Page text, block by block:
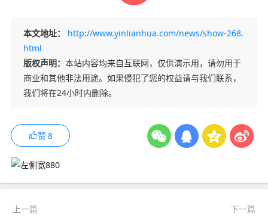
本文地址：
http://www.yinlianhua.com/news/show-268.
html
版权声明： 本站内容均来自互联网，仅供演示用，请勿用于
商业和其他非法用途。如果侵犯了您的权益请与我们联系，
我们将在24小时内删除。
赞8
上一篇 下一篇